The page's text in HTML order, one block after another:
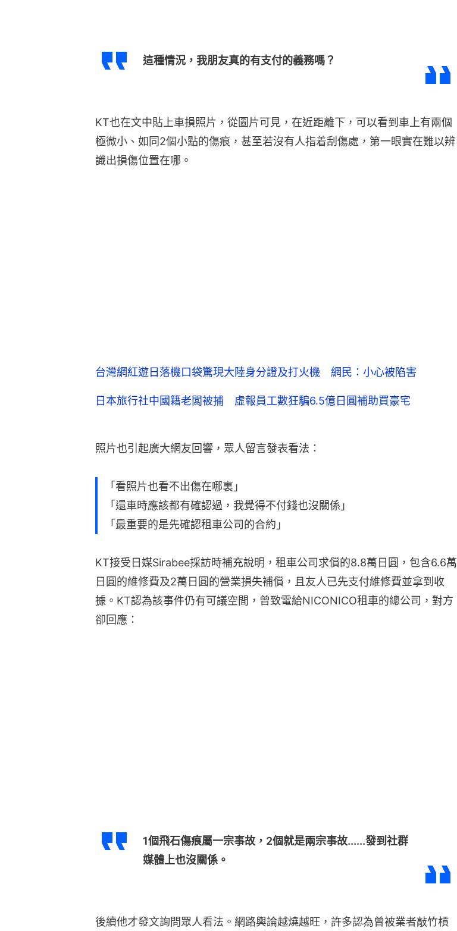
這種情況，我朋友真的有支付的義務嗎？
KT也在文中貼上車損照片，從圖片可見，在近距離下，可以看到車上有兩個
極微小、如同2個小點的傷痕，甚至若沒有人指着刮傷處，第一眼實在難以辨
識出損傷位置在哪。
台灣網紅遊日落機口袋驚現大陸身分證及打火機 網民：小心被陷害
日本旅行社中國籍老闆被捕 虛報員工數狂騙6.5億日圓補助買豪宅
照片也引起廣大網友回響，眾人留言發表看法：
「看照片也看不出傷在哪裏」
「還車時應該都有確認過，我覺得不付錢也沒關係」
「最重要的是先確認租車公司的合約」
KT接受日媒Sirabee採訪時補充說明，租車公司求償的8.8萬日圓，包含6.6萬
日圓的維修費及2萬日圓的營業損失補償，且友人已先支付維修費並拿到收
據。KT認為該事件仍有可議空間，曾致電給NICONICO租車的總公司，對方
卻回應：
1個飛石傷痕屬一宗事故，2個就是兩宗事故......發到社群
媒體上也沒關係。
後續他才發文詢問眾人看法。網路輿論越燒越旺，許多認為曾被業者敲竹槓